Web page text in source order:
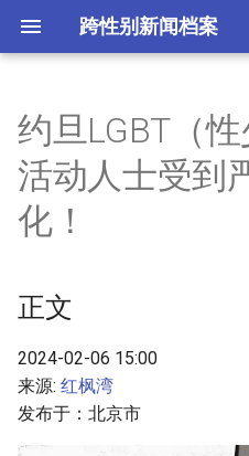
跨性别新闻档案
n
t
i
z
正文
摘要与附加信息
约旦LGBT（性
活动人士受到
化！
正文
2024-02-06 15:00
来源: 红枫湾
发布于：北京市